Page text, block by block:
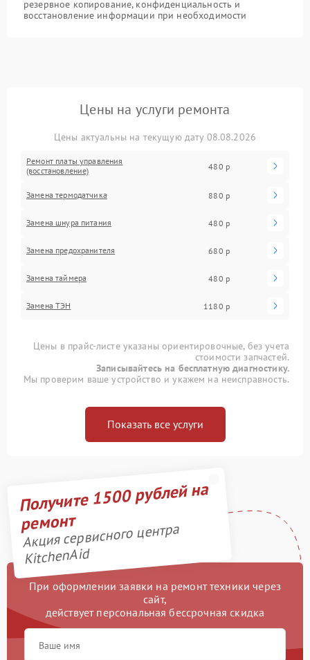
резервное копирование, конфиденциальность и
восстановление информации при необходимости
Цены на услуги ремонта
Цены актуальны на текущую дату 08.08.2026
Ремонт платы управления
(восстановление)
480 р
Замена термодатчика 880 р
Замена шнура питания 480 р
Замена предохранителя 680 р
Замена таймера 480 р
Замена ТЭН 1180 р
Цены в прайс-листе указаны ориентировочные, без учета
стоимости запчастей.
Записывайтесь на бесплатную диагностику.
Мы проверим ваше устройство и укажем на неисправность.
Показать все услуги
Получите 1500 рублей на
ремонт
Акция сервисного центра
KitchenAid
При оформлении заявки на ремонт техники через
сайт,
действует персональная бессрочная скидка